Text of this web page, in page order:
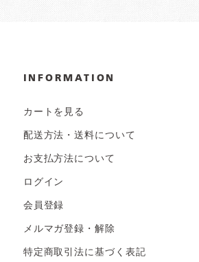
INFORMATION
カートを見る
配送方法・送料について
お支払方法について
ログイン
会員登録
メルマガ登録・解除
特定商取引法に基づく表記